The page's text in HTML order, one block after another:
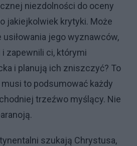
niezdolności do oceny
jakiejkolwiek krytyki. Może
jego wyznawców,
zapewnili ci, którymi
i planują ich zniszczyć? To
to podsumować każdy
trzeźwo myślący. Nie
szukają Chrystusa,